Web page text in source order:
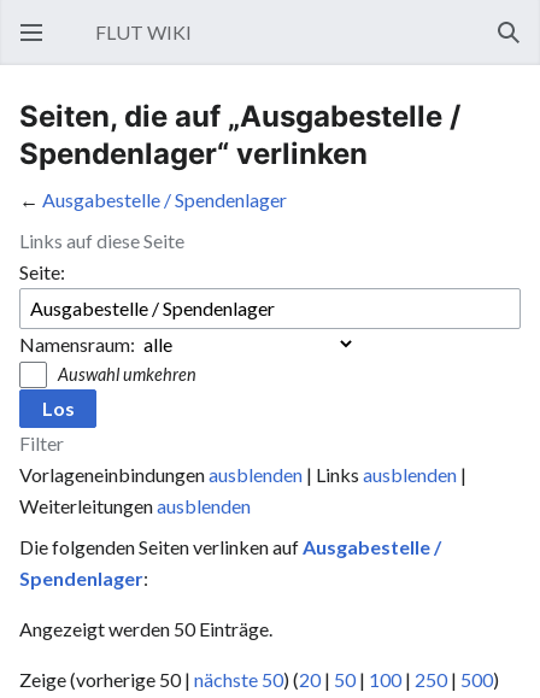
Hauptmenü öffnen
FLUT WIKI
Seiten, die auf „Ausgabestelle /
Spendenlager“ verlinken
← Ausgabestelle / Spendenlager
Links auf diese Seite
Seite:
Namensraum:
Auswahl umkehren
Filter
Vorlageneinbindungenausblenden | Links ausblenden |
Weiterleitungenausblenden
Die folgenden Seiten verlinken aufAusgabestelle /
Spendenlager:
Angezeigt werden 50 Einträge.
Zeige (vorherige 50 | nächste 50) (20| 50| 100| 250| 500)